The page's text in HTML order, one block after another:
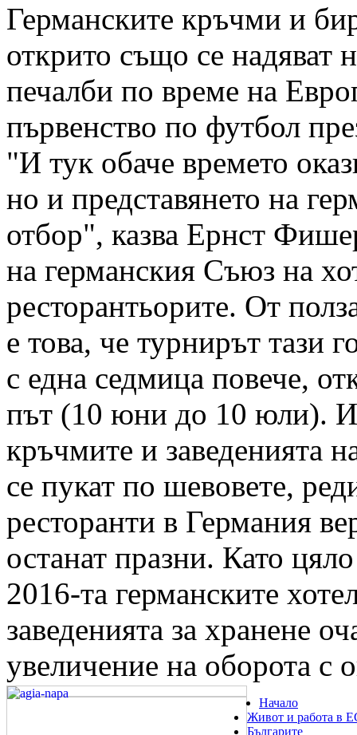
Германските кръчми и
открито също се надяват
печалби по време на
първенство по футбол
"И тук обаче времето
но и представянето на
отбор", казва Ернст
на германския Съюз на
ресторантьорите. От
е това, че турнирът тази
с една седмица повече,
път (10 юни до 10 юли). И
кръчмите и заведенията
се пукат по шевовете,
ресторанти в Германия
останат празни. Като
2016-та германските
заведенията за хранене
увеличение на оборота с
Начало
Живот и работа в
Българите